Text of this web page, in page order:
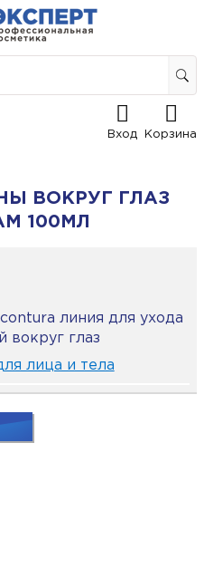
Вход Корзина
ВОКРУГ ГЛАЗ
100МЛ
линия для ухода
вокруг глаз
лица и тела